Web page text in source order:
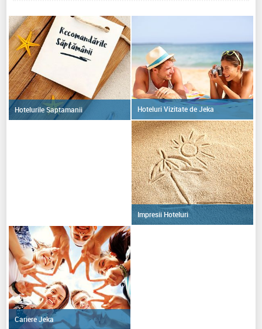
Hotelurile Saptamanii Hoteluri Vizitate de Jeka
Impresii Hoteluri
Cariere Jeka